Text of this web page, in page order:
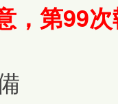
，第99